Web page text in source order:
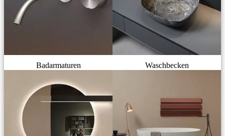
Badarmaturen Waschbecken